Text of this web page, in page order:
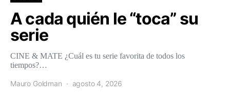
A cada quién le “toca” su
serie
CINE & MATE ¿Cuál es tu serie favorita de todos los
tiempos?…
Mauro Goldman agosto 4, 2026